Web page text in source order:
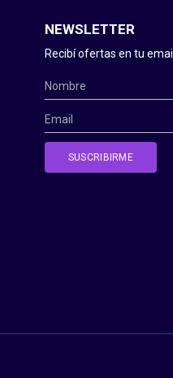
NEWSLETTER
Recibí ofertas en tu email